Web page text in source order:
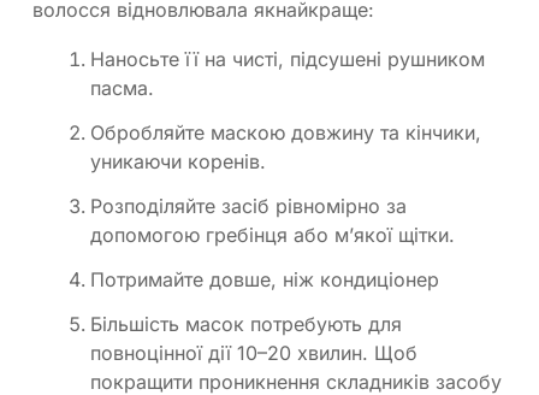
волосся відновлювала якнайкраще:
Наносьте її на чисті, підсушені рушником
пасма.
Обробляйте маскою довжину та кінчики,
уникаючи коренів.
Розподіляйте засіб рівномірно за
допомогою гребінця або м’якої щітки.
Потримайте довше, ніж кондиціонер
Більшість масок потребують для
повноцінної дії 10–20 хвилин. Щоб
покращити проникнення складників засобу